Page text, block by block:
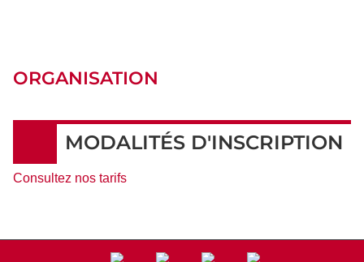
ORGANISATION
MODALITÉS D'INSCRIPTION
Consultez nos tarifs